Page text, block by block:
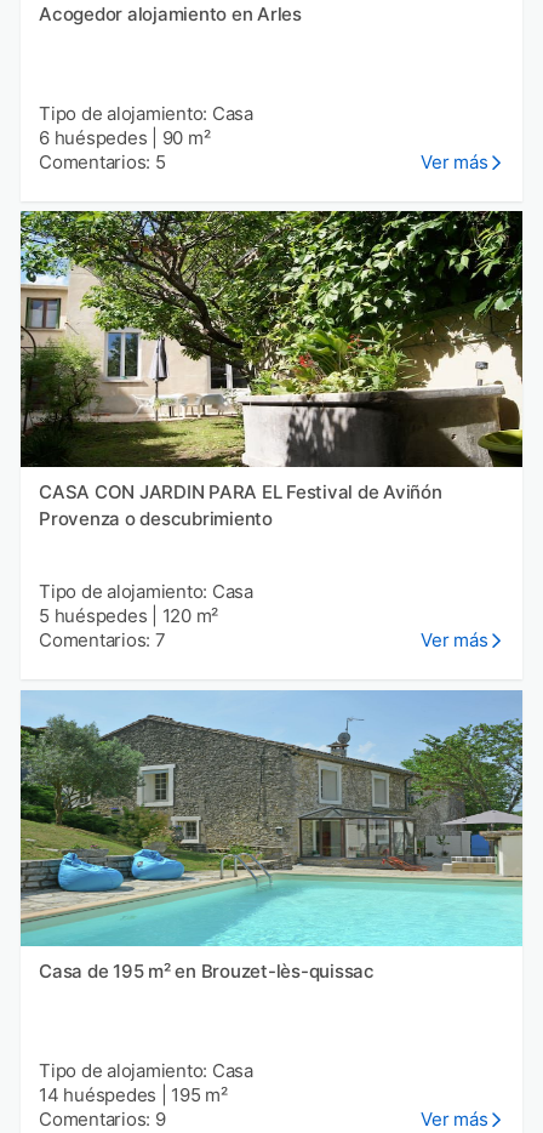
Acogedor alojamiento en Arles
Tipo de alojamiento: Casa
6 huéspedes
90 m²
Comentarios: 5
Ver más
CASA CON JARDIN PARA EL Festival de Aviñón
Provenza o descubrimiento
Tipo de alojamiento: Casa
5 huéspedes
120 m²
Comentarios: 7
Ver más
Casa de 195 m² en Brouzet-lès-quissac
Tipo de alojamiento: Casa
14 huéspedes
195 m²
Comentarios: 9
Ver más